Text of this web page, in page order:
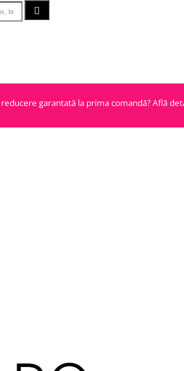
garantată la prima comandă? Află